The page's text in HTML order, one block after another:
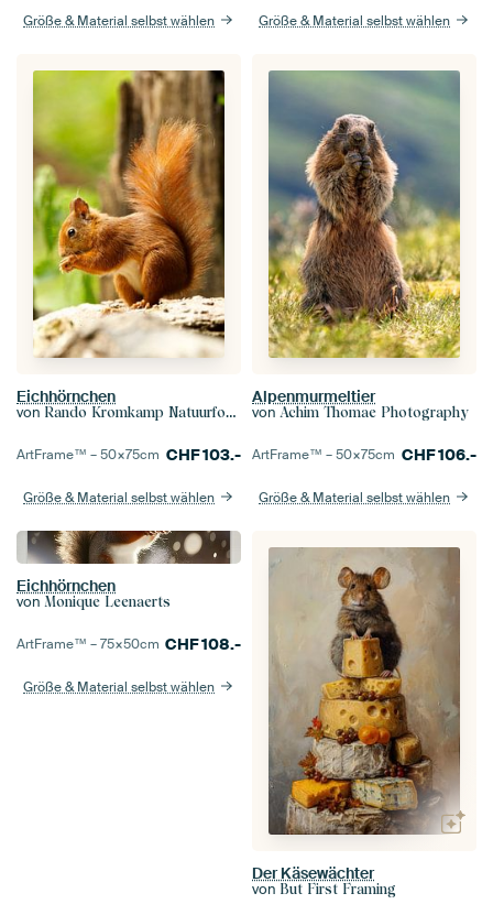
Größe & Material selbst wählen Größe & Material selbst wählen
Eichhörnchen
von Rando Kromkamp Natuurfotograaf
ArtFrame™ –50×75cm CHF103.-
Größe & Material selbst wählen
Alpenmurmeltier
von Achim Thomae Photography
ArtFrame™ –50×75cm CHF106.-
Größe & Material selbst wählen
Eichhörnchen
von Monique Leenaerts
ArtFrame™ –75×50cm CHF108.-
Größe & Material selbst wählen
Der Käsewächter
von But First Framing